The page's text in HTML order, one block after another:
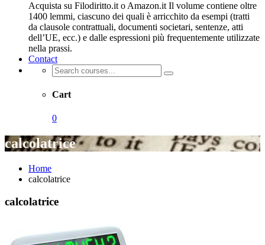
Acquista su Filodiritto.it o Amazon.it Il volume contiene oltre
1400 lemmi, ciascuno dei quali è arricchito da esempi (tratti
da clausole contrattuali, documenti societari, sentenze, atti
dell’UE, ecc.) e dalle espressioni più frequentemente utilizzate
nella prassi.
Contact
Cart
0
calcolatrice
Home
calcolatrice
calcolatrice